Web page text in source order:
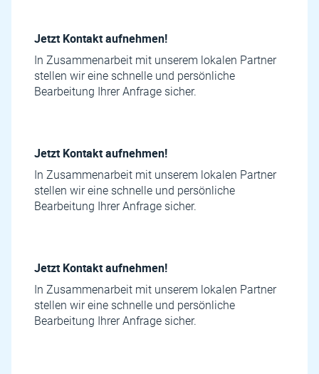
Jetzt Kontakt aufnehmen!
In Zusammenarbeit mit unserem lokalen Partner
stellen wir eine schnelle und persönliche
Bearbeitung Ihrer Anfrage sicher.
Jetzt Kontakt aufnehmen!
In Zusammenarbeit mit unserem lokalen Partner
stellen wir eine schnelle und persönliche
Bearbeitung Ihrer Anfrage sicher.
Jetzt Kontakt aufnehmen!
In Zusammenarbeit mit unserem lokalen Partner
stellen wir eine schnelle und persönliche
Bearbeitung Ihrer Anfrage sicher.